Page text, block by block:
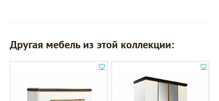
Другая мебель из этой коллекции: